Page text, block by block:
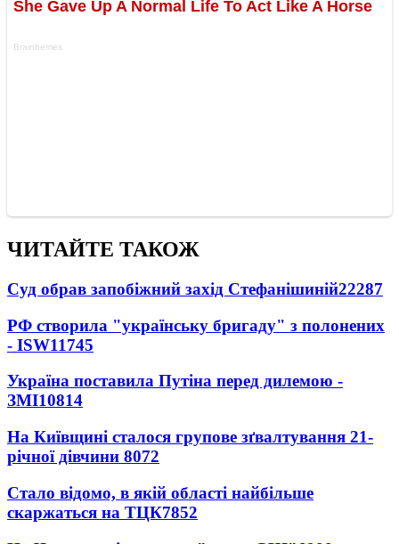
ЧИТАЙТЕ ТАКОЖ
Суд обрав запобіжний захід Стефанішиній22287
РФ створила "українську бригаду" з полонених
- ISW11745
Україна поставила Путіна перед дилемою -
ЗМІ10814
На Київщині сталося групове зґвалтування 21-
річної дівчини 8072
Стало відомо, в якій області найбільше
скаржаться на ТЦК7852